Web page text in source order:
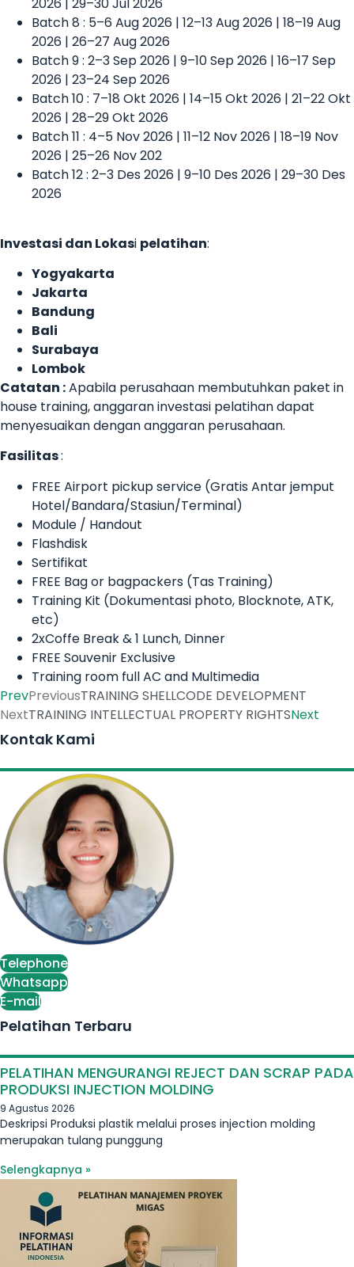
2026 | 29–30 Jul 2026
Batch 8 : 5–6 Aug 2026 | 12–13 Aug 2026 | 18–19 Aug
2026 | 26–27 Aug 2026
Batch 9 : 2–3 Sep 2026 | 9–10 Sep 2026 | 16–17 Sep
2026 | 23–24 Sep 2026
Batch 10 : 7–18 Okt 2026 | 14–15 Okt 2026 | 21–22 Okt
2026 | 28–29 Okt 2026
Batch 11 : 4–5 Nov 2026 | 11–12 Nov 2026 | 18–19 Nov
2026 | 25–26 Nov 202
Batch 12 : 2–3 Des 2026 | 9–10 Des 2026 | 29–30 Des
2026
Investasi dan Lokasi pelatihan:
Yogyakarta
Jakarta
Bandung
Bali
Surabaya
Lombok
Catatan :Apabila perusahaan membutuhkan paket in
house training, anggaran investasi pelatihan dapat
menyesuaikan dengan anggaran perusahaan.
Fasilitas:
FREE Airport pickup service (Gratis Antar jemput
Hotel/Bandara/Stasiun/Terminal)
Module / Handout
Flashdisk
Sertifikat
FREE Bag or bagpackers (Tas Training)
Training Kit (Dokumentasi photo, Blocknote, ATK,
etc)
2xCoffe Break & 1 Lunch, Dinner
FREE Souvenir Exclusive
Training room full AC and Multimedia
PrevPreviousTRAINING SHELLCODE DEVELOPMENT
NextTRAINING INTELLECTUAL PROPERTY RIGHTSNext
Kontak Kami
Telephone
Whatsapp
E-mail
Pelatihan Terbaru
PELATIHAN MENGURANGI REJECT DAN SCRAP PADA
PRODUKSI INJECTION MOLDING
9 Agustus 2026
Deskripsi Produksi plastik melalui proses injection molding
merupakan tulang punggung
Selengkapnya »